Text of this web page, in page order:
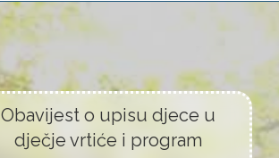
Obavijest o upisu djece u
dječje vrtiće i program